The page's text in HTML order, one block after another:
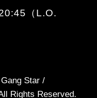
（L.O.
Star /
Rights Reserved.